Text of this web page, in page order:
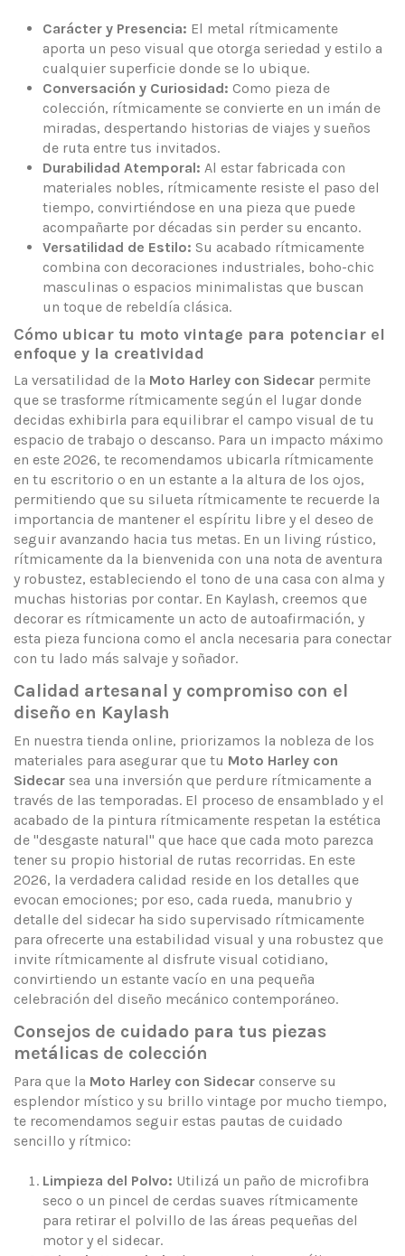
Carácter y Presencia: El metal rítmicamente
aporta un peso visual que otorga seriedad y estilo a
cualquier superficie donde se lo ubique.
Conversación y Curiosidad: Como pieza de
colección, rítmicamente se convierte en un imán de
miradas, despertando historias de viajes y sueños
de ruta entre tus invitados.
Durabilidad Atemporal: Al estar fabricada con
materiales nobles, rítmicamente resiste el paso del
tiempo, convirtiéndose en una pieza que puede
acompañarte por décadas sin perder su encanto.
Versatilidad de Estilo: Su acabado rítmicamente
combina con decoraciones industriales, boho-chic
masculinas o espacios minimalistas que buscan
un toque de rebeldía clásica.
Cómo ubicar tu moto vintage para potenciar el
enfoque y la creatividad
La versatilidad de la Moto Harley con Sidecar permite
que se trasforme rítmicamente según el lugar donde
decidas exhibirla para equilibrar el campo visual de tu
espacio de trabajo o descanso. Para un impacto máximo
en este 2026, te recomendamos ubicarla rítmicamente
en tu escritorio o en un estante a la altura de los ojos,
permitiendo que su silueta rítmicamente te recuerde la
importancia de mantener el espíritu libre y el deseo de
seguir avanzando hacia tus metas. En un living rústico,
rítmicamente da la bienvenida con una nota de aventura
y robustez, estableciendo el tono de una casa con alma y
muchas historias por contar. En Kaylash, creemos que
decorar es rítmicamente un acto de autoafirmación, y
esta pieza funciona como el ancla necesaria para conectar
con tu lado más salvaje y soñador.
Calidad artesanal y compromiso con el
diseño en Kaylash
En nuestra tienda online, priorizamos la nobleza de los
materiales para asegurar que tu Moto Harley con
Sidecar sea una inversión que perdure rítmicamente a
través de las temporadas. El proceso de ensamblado y el
acabado de la pintura rítmicamente respetan la estética
de "desgaste natural" que hace que cada moto parezca
tener su propio historial de rutas recorridas. En este
2026, la verdadera calidad reside en los detalles que
evocan emociones; por eso, cada rueda, manubrio y
detalle del sidecar ha sido supervisado rítmicamente
para ofrecerte una estabilidad visual y una robustez que
invite rítmicamente al disfrute visual cotidiano,
convirtiendo un estante vacío en una pequeña
celebración del diseño mecánico contemporáneo.
Consejos de cuidado para tus piezas
metálicas de colección
Para que la Moto Harley con Sidecar conserve su
esplendor místico y su brillo vintage por mucho tiempo,
te recomendamos seguir estas pautas de cuidado
sencillo y rítmico:
Limpieza del Polvo: Utilizá un paño de microfibra
seco o un pincel de cerdas suaves rítmicamente
para retirar el polvillo de las áreas pequeñas del
motor y el sidecar.